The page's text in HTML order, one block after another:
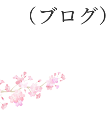
（ブログ）